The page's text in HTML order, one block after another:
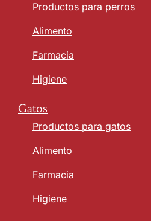
Productos para perros
Alimento
Farmacia
Higiene
Gatos
Productos para gatos
Alimento
Farmacia
Higiene